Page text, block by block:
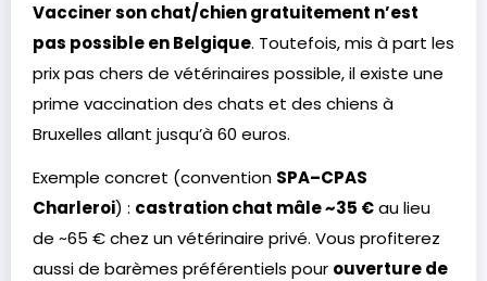
Vacciner son chat/chien gratuitement n’est
pas possible en Belgique. Toutefois, mis à part les
prix pas chers de vétérinaires possible, il existe une
prime vaccination des chats et des chiens à
Bruxelles allant jusqu’à 60 euros.
Exemple concret (convention SPA–CPAS
Charleroi) : castration chat mâle ~35 €au lieu
de ~65 € chez un vétérinaire privé. Vous profiterez
aussi de barèmes préférentiels pour ouverture de